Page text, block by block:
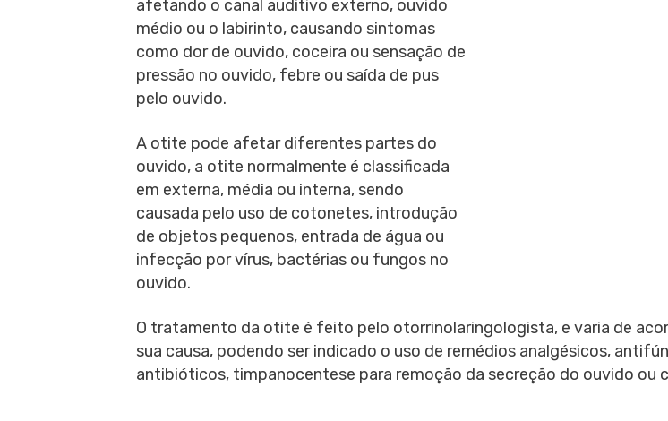
afetando o canal auditivo externo, ouvido
médio ou o labirinto, causando sintomas
como dor de ouvido, coceira ou sensação de
pressão no ouvido, febre ou saída de pus
pelo ouvido.
A otite pode afetar diferentes partes do
ouvido, a otite normalmente é classificada
em externa, média ou interna, sendo
causada pelo uso de cotonetes, introdução
de objetos pequenos, entrada de água ou
infecção por vírus, bactérias ou fungos no
ouvido.
O tratamento da otite é feito pelo otorrinolaringologista, e varia de
sua causa, podendo ser indicado o uso de remédios analgésicos,
antibióticos, timpanocentese para remoção da secreção do ouvido ou